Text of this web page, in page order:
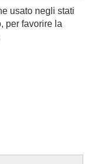
usato negli stati
per favorire la